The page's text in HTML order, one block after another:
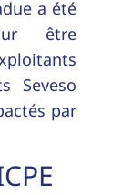
a été
être
Seveso
par